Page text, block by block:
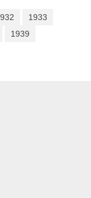
1933
1939